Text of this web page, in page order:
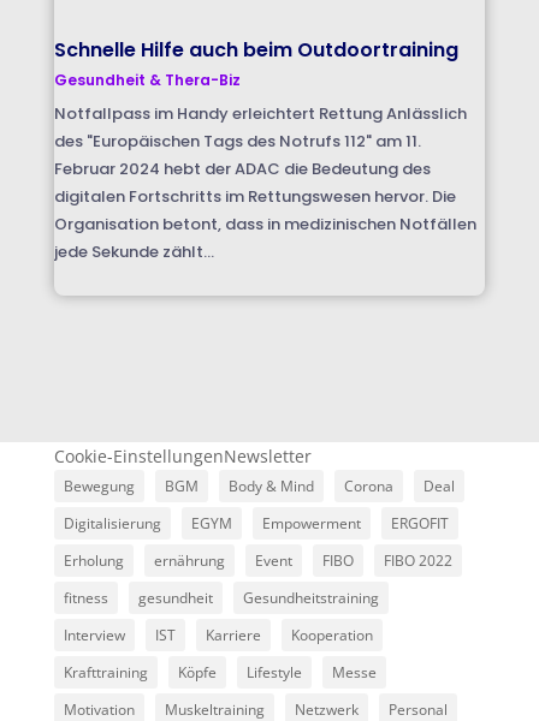
Schnelle Hilfe auch beim Outdoortraining
Gesundheit & Thera-Biz
Notfallpass im Handy erleichtert Rettung Anlässlich
des "Europäischen Tags des Notrufs 112" am 11.
Februar 2024 hebt der ADAC die Bedeutung des
digitalen Fortschritts im Rettungswesen hervor. Die
Organisation betont, dass in medizinischen Notfällen
jede Sekunde zählt...
Cookie-EinstellungenNewsletter
Bewegung BGM Body & Mind Corona
Deal
Digitalisierung
EGYM Empowerment
ERGOFIT
Erholung
ernährung Event FIBO
FIBO 2022
fitness
gesundheit
Gesundheitstraining
Interview
IST Karriere
Kooperation
Krafttraining
Köpfe Lifestyle
Messe
Motivation
Muskeltraining Netzwerk
Personal